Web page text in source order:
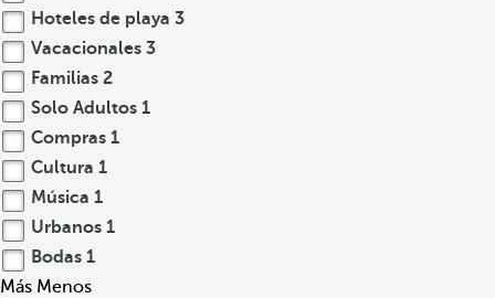
Hoteles de playa 3
Vacacionales 3
Familias 2
Solo Adultos 1
Compras 1
Cultura 1
Música 1
Urbanos 1
Bodas 1
Más Menos